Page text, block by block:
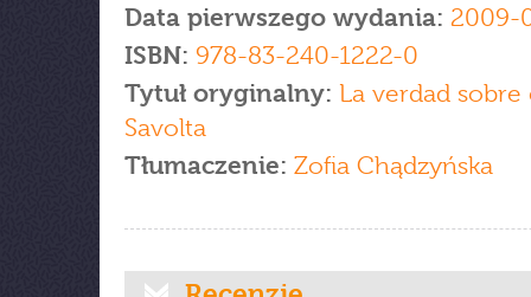
Data pierwszego wydania: 2009-
ISBN: 978-83-240-1222-0
Tytuł oryginalny: La verdad sobre
Savolta
Tłumaczenie: Zofia Chądzyńska